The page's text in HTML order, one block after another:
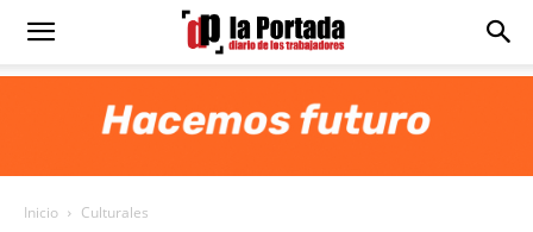
Diario
Inicio Culturales